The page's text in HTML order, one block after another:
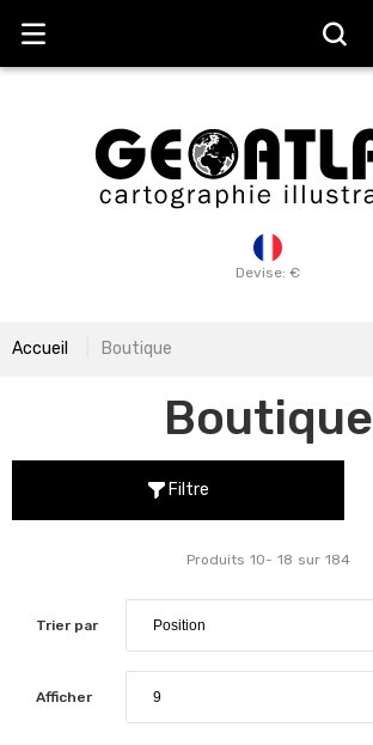
Devise: €
Accueil Boutique
Boutique
Filtre
Trier par
Produits 10- 18 sur 184
Afficher